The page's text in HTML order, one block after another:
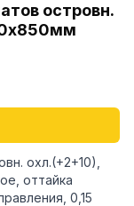
островн.
охл.(+2+10),
оттайка
0,15